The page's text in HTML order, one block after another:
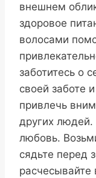
внешнем
здоровое
волосами
заботитесь о
своей заботе
привлечь
других людей.
любовь.
сядьте перед
расчесывайте